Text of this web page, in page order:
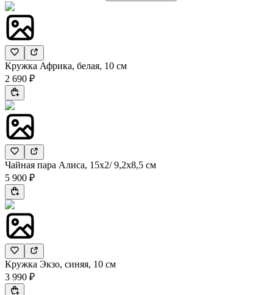
Кружка Африка, белая, 10 см
2 690 ₽
Чайная пара Алиса, 15х2/ 9,2х8,5 см
5 900 ₽
Кружка Экзо, синяя, 10 см
3 990 ₽